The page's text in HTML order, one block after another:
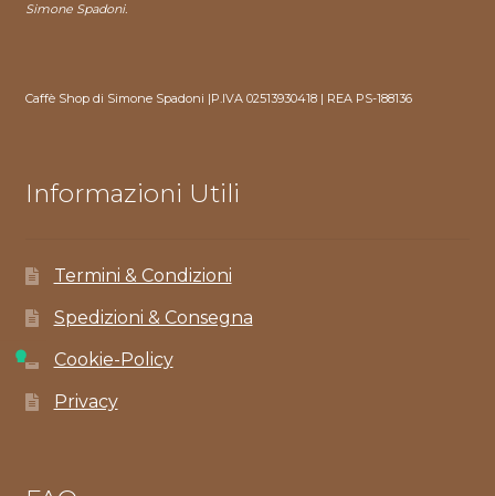
Simone Spadoni.
Caffè Shop di Simone Spadoni |P.IVA 02513930418 | REA PS-188136
Informazioni Utili
Termini & Condizioni
Spedizioni & Consegna
Cookie-Policy
Privacy